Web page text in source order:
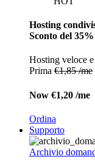
Hosting
Sconto del 35%
Hosting veloce
Prima €1,85 /me
Now €1,20 /me
Ordina
Supporto
Archivio